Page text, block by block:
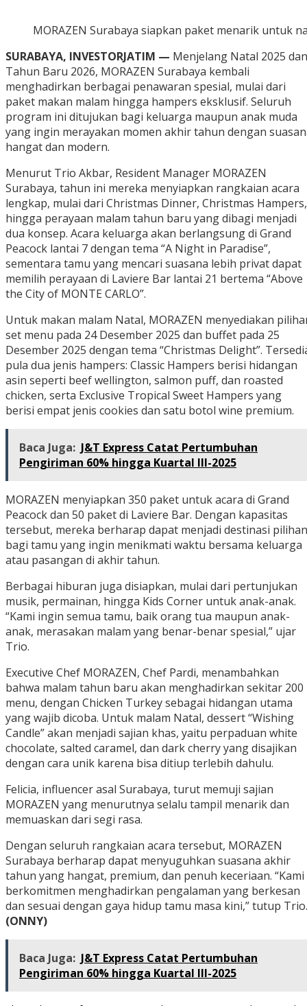
MORAZEN Surabaya siapkan paket menarik untuk
SURABAYA, INVESTORJATIM — Menjelang Natal 2025 dan
Tahun Baru 2026, MORAZEN Surabaya kembali
menghadirkan berbagai penawaran spesial, mulai dari
paket makan malam hingga hampers eksklusif. Seluruh
program ini ditujukan bagi keluarga maupun anak muda
yang ingin merayakan momen akhir tahun dengan
hangat dan modern.
Menurut Trio Akbar, Resident Manager MORAZEN
Surabaya, tahun ini mereka menyiapkan rangkaian acara
lengkap, mulai dari Christmas Dinner, Christmas Hampers,
hingga perayaan malam tahun baru yang dibagi menjadi
dua konsep. Acara keluarga akan berlangsung di Grand
Peacock lantai 7 dengan tema “A Night in Paradise”,
sementara tamu yang mencari suasana lebih privat dapat
memilih perayaan di Laviere Bar lantai 21 bertema “Above
the City of MONTE CARLO”.
Untuk makan malam Natal, MORAZEN menyediakan
set menu pada 24 Desember 2025 dan buffet pada 25
Desember 2025 dengan tema “Christmas Delight”.
pula dua jenis hampers: Classic Hampers berisi hidangan
asin seperti beef wellington, salmon puff, dan roasted
chicken, serta Exclusive Tropical Sweet Hampers yang
berisi empat jenis cookies dan satu botol wine premium.
Baca Juga: J&T Express Catat Pertumbuhan
Pengiriman 60% hingga Kuartal III-2025
MORAZEN menyiapkan 350 paket untuk acara di Grand
Peacock dan 50 paket di Laviere Bar. Dengan kapasitas
tersebut, mereka berharap dapat menjadi destinasi pilihan
bagi tamu yang ingin menikmati waktu bersama keluarga
atau pasangan di akhir tahun.
Berbagai hiburan juga disiapkan, mulai dari pertunjukan
musik, permainan, hingga Kids Corner untuk anak-anak.
“Kami ingin semua tamu, baik orang tua maupun anak-
anak, merasakan malam yang benar-benar spesial,” ujar
Trio.
Executive Chef MORAZEN, Chef Pardi, menambahkan
bahwa malam tahun baru akan menghadirkan sekitar 200
menu, dengan Chicken Turkey sebagai hidangan utama
yang wajib dicoba. Untuk malam Natal, dessert “Wishing
Candle” akan menjadi sajian khas, yaitu perpaduan white
chocolate, salted caramel, dan dark cherry yang disajikan
dengan cara unik karena bisa ditiup terlebih dahulu.
Felicia, influencer asal Surabaya, turut memuji sajian
MORAZEN yang menurutnya selalu tampil menarik dan
memuaskan dari segi rasa.
Dengan seluruh rangkaian acara tersebut, MORAZEN
Surabaya berharap dapat menyuguhkan suasana akhir
tahun yang hangat, premium, dan penuh keceriaan. “Kami
berkomitmen menghadirkan pengalaman yang berkesan
dan sesuai dengan gaya hidup tamu masa kini,” tutup Trio.
(ONNY)
Baca Juga: J&T Express Catat Pertumbuhan
Pengiriman 60% hingga Kuartal III-2025